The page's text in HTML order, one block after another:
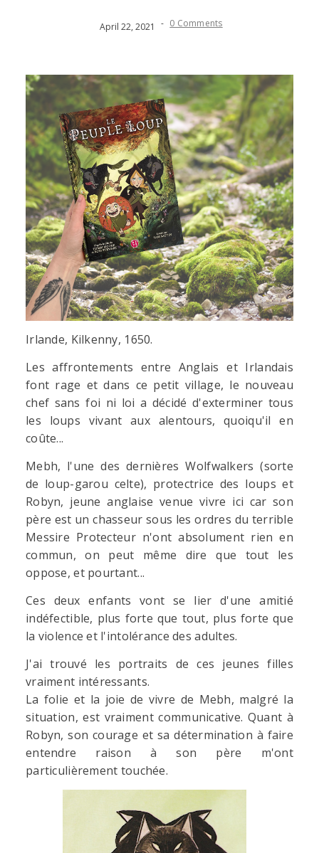
April 22,2021 - 0 Comments
Irlande, Kilkenny, 1650.
Les affrontements entre Anglais et Irlandais
font rage et dans ce petit village, le nouveau
chef sans foi ni loi a décidé d'exterminer tous
les loups vivant aux alentours, quoiqu'il en
coûte...
Mebh, l'une des dernières Wolfwalkers (sorte
de loup-garou celte), protectrice des loups et
Robyn, jeune anglaise venue vivre ici car son
père est un chasseur sous les ordres du terrible
Messire Protecteur n'ont absolument rien en
commun, on peut même dire que tout les
oppose, et pourtant...
Ces deux enfants vont se lier d'une amitié
indéfectible, plus forte que tout, plus forte que
la violence et l'intolérance des adultes.
J'ai trouvé les portraits de ces jeunes filles
vraiment intéressants.
La folie et la joie de vivre de Mebh, malgré la
situation, est vraiment communicative. Quant à
Robyn, son courage et sa détermination à faire
entendre raison à son père m'ont
particulièrement touchée.